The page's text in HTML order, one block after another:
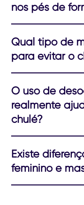
nos pés de
Qual tipo de
para evitar o
O uso de
realmente
chulé?
Existe
feminino e